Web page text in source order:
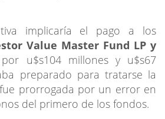
implicaría el pago a los
Value Master Fund LP y
por u$s104 millones y u$s67
preparado para tratarse la
prorrogada por un error en
del primero de los fondos.